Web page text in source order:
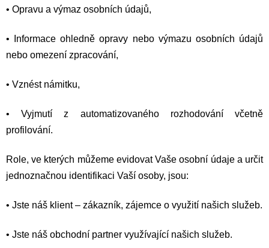
• Opravu a výmaz osobních údajů,
• Informace ohledně opravy nebo výmazu osobních údajů
nebo omezení zpracování,
• Vznést námitku,
• Vyjmutí z automatizovaného rozhodování včetně
profilování.
Role, ve kterých můžeme evidovat Vaše osobní údaje a určit
jednoznačnou identifikaci Vaší osoby, jsou:
• Jste náš klient – zákazník, zájemce o využití našich služeb.
• Jste náš obchodní partner využívající našich služeb.